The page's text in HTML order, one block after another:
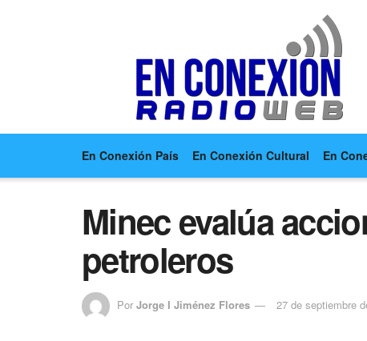
En Conexión País En Conexión Cultural En
Minec evalúa
petroleros
Por Jorge I Jiménez Flores 27 de septiembre